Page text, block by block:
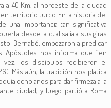
a 40 Km. al noroeste de la ciudad
territorio turco. En la historia del
una importancia tan significativa
desde la cual salía a sus giras
Bernabé, empezaron a predicar
Apóstoles nos informa que “en
los discípulos recibieron el
Más aún, la tradición nos platica
ocho años para dar firmeza a la
ciudad, y luego partió a Roma